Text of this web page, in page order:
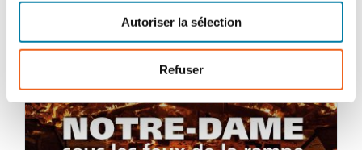
Autoriser la sélection
Refuser